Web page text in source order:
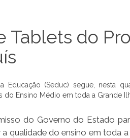
Tablets do
Educação (Seduc) segue, nesta
do Ensino Médio em toda a Grande
do Governo do Estado
qualidade do ensino em toda